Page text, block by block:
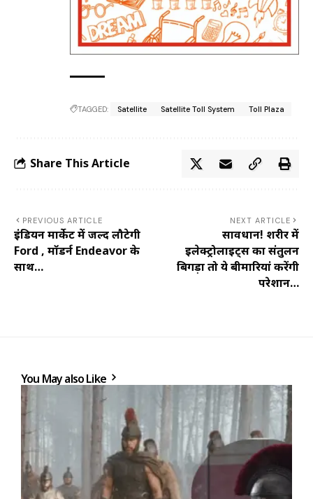
TAGGED: Satellite Satellite Toll System Toll Plaza
Share This Article
PREVIOUS ARTICLE
इंडियन मार्केट में जल्द लौटेगी
Ford , मॉडर्न Endeavor के
साथ…
NEXT ARTICLE
सावधान! शरीर में
इलेक्ट्रोलाइट्स का संतुलन
बिगड़ा तो ये बीमारियां करेंगी
परेशान…
You May also Like